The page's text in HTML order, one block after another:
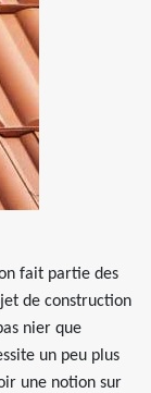
fait partie des
de construction
nier que
un peu plus
une notion sur